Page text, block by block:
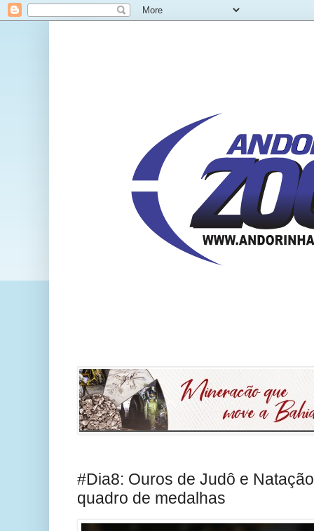
#Dia8: Ouros de Judô e
quadro de medalhas